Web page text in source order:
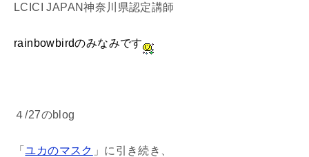
LCICI JAPAN神奈川県認定講師
rainbowbirdのみなみです
４/27のblog
「ユカのマスク 」に引き続き、